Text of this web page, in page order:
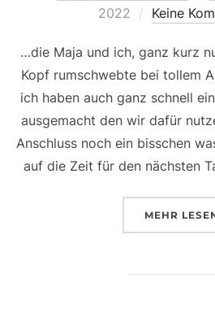
2022
Keine
…die Maja und ich, ganz kurz
Kopf rumschwebte bei tollem
ich haben auch ganz schnell
ausgemacht den wir dafür
Anschluss noch ein bisschen
auf die Zeit für den nächsten
MEHR